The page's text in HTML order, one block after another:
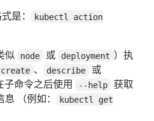
是：
kubectl action
似 node 或 deployment ）执
create 、 describe 或
子命令之后使用 --help
获取
（例如：
kubectl get